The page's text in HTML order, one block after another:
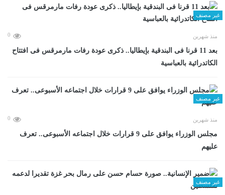
غير مصنف
منذ شهرين 0
بعد 11 قرنا فى البندقية بإيطاليا.. ذكرى عودة رفات مارمرقس فى افتتاح
الكاتدرائية بالعباسية
غير مصنف
منذ شهرين 0
مجلس الوزراء يوافق على 9 قرارات خلال اجتماعه الأسبوعى.. تعرف
عليهم
غير مصنف